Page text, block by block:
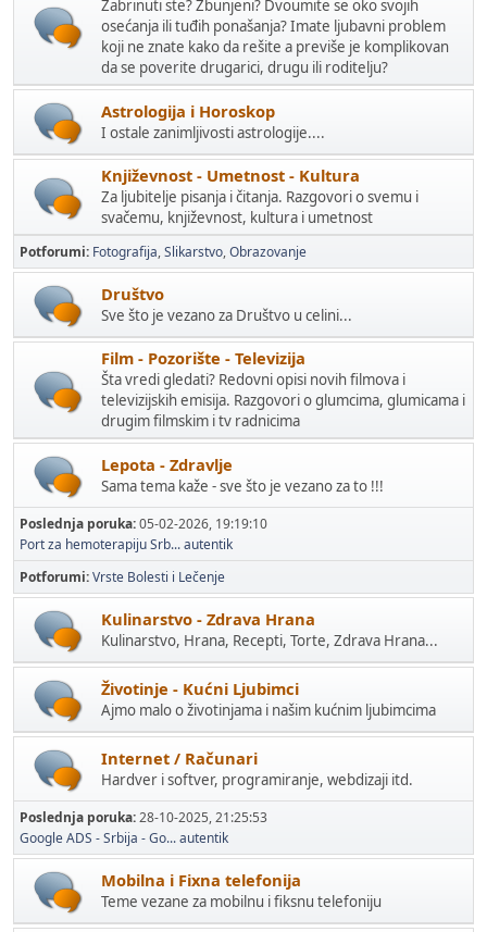
Zabrinuti ste? Zbunjeni? Dvoumite se oko svojih
osećanja ili tuđih ponašanja? Imate ljubavni problem
koji ne znate kako da rešite a previše je komplikovan
da se poverite drugarici, drugu ili roditelju?
Astrologija i Horoskop
I ostale zanimljivosti astrologije....
Književnost - Umetnost - Kultura
Za ljubitelje pisanja i čitanja. Razgovori o svemu i
svačemu, književnost, kultura i umetnost
Potforumi Fotografija Slikarstvo Obrazovanje
Društvo
Sve što je vezano za Društvo u celini...
Film - Pozorište - Televizija
Šta vredi gledati? Redovni opisi novih filmova i
televizijskih emisija. Razgovori o glumcima, glumicama i
drugim filmskim i tv radnicima
Lepota - Zdravlje
Sama tema kaže - sve što je vezano za to !!!
Poslednja poruka:05-02-2026, 19:19:10
Port za hemoterapiju Srb...autentik
Potforumi Vrste Bolesti i Lečenje
Kulinarstvo - Zdrava Hrana
Kulinarstvo, Hrana, Recepti, Torte, Zdrava Hrana...
Životinje - Kućni Ljubimci
Ajmo malo o životinjama i našim kućnim ljubimcima
Internet / Računari
Hardver i softver, programiranje, webdizaji itd.
Poslednja poruka:28-10-2025, 21:25:53
Google ADS - Srbija - Go...autentik
Mobilna i Fixna telefonija
Teme vezane za mobilnu i fiksnu telefoniju